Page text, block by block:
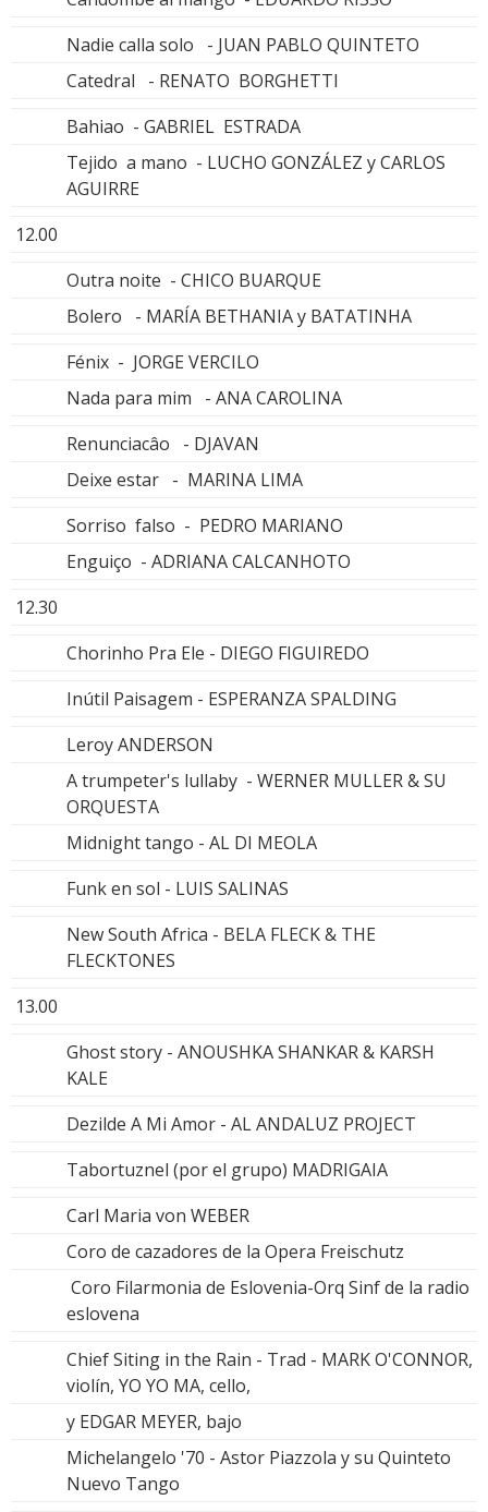
Nadie calla solo - JUAN PABLO QUINTETO
Catedral - RENATO BORGHETTI
Bahiao - GABRIEL ESTRADA
Tejido a mano - LUCHO GONZÁLEZ y CARLOS
AGUIRRE
12.00
Outra noite - CHICO BUARQUE
Bolero - MARÍA BETHANIA y BATATINHA
Fénix - JORGE VERCILO
Nada para mim - ANA CAROLINA
Renunciacâo - DJAVAN
Deixe estar - MARINA LIMA
Sorriso falso - PEDRO MARIANO
Enguiço - ADRIANA CALCANHOTO
12.30
Chorinho Pra Ele - DIEGO FIGUIREDO
Inútil Paisagem - ESPERANZA SPALDING
Leroy ANDERSON
A trumpeter's lullaby - WERNER MULLER & SU
ORQUESTA
Midnight tango - AL DI MEOLA
Funk en sol - LUIS SALINAS
New South Africa - BELA FLECK & THE
FLECKTONES
13.00
Ghost story - ANOUSHKA SHANKAR & KARSH
KALE
Dezilde A Mi Amor - AL ANDALUZ PROJECT
Tabortuznel (por el grupo) MADRIGAIA
Carl Maria von WEBER
Coro de cazadores de la Opera Freischutz
Coro Filarmonia de Eslovenia-Orq Sinf de la radio
eslovena
Chief Siting in the Rain - Trad - MARK O'CONNOR,
violín, YO YO MA, cello,
y EDGAR MEYER, bajo
Michelangelo '70 - Astor Piazzola y su Quinteto
Nuevo Tango